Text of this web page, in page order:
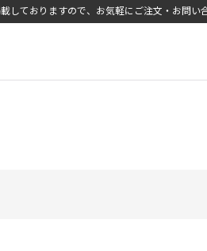
ておりますので、お気軽にご注文・お問い